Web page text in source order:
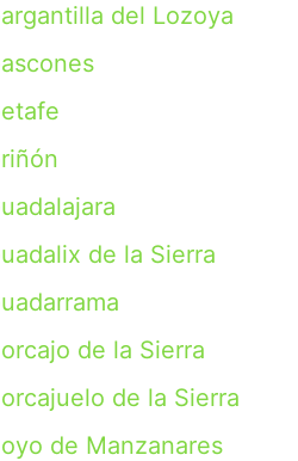
del Lozoya
de la Sierra
de la Sierra
de la Sierra
de Manzanares